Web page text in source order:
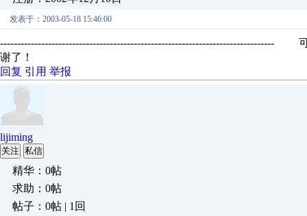
发表于：2003-05-18 15:46:00
--------------------------------------------------------------------------------
谢了！
回复 引用 举报
lijiming
关注 私信
精华：0帖
求助：0帖
帖子：0帖 | 1回